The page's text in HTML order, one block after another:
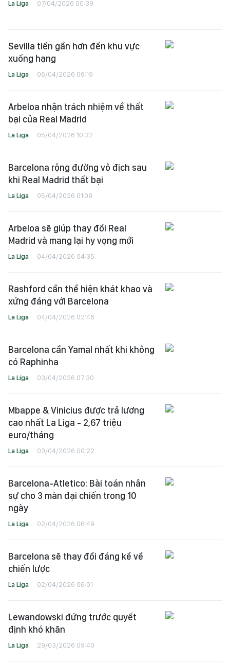
La Liga 07/04/2026 00:39
Sevilla tiến gần hơn đến khu vực
xuống hạng
La Liga 06/04/2026 06:19
Arbeloa nhận trách nhiệm về thất
bại của Real Madrid
La Liga 05/04/2026 10:32
Barcelona rộng đường vô địch sau
khi Real Madrid thất bại
La Liga 05/04/2026 01:09
Arbeloa sẽ giúp thay đổi Real
Madrid và mang lại hy vọng mới
La Liga 04/04/2026 04:35
Rashford cần thể hiện khát khao và
xứng đáng với Barcelona
La Liga 04/04/2026 02:46
Barcelona cần Yamal nhất khi không
có Raphinha
La Liga 03/04/2026 07:30
Mbappe & Vinicius được trả lương
cao nhất La Liga - 2,67 triệu
euro/tháng
La Liga 03/04/2026 00:22
Barcelona-Atletico: Bài toán nhân
sự cho 3 màn đại chiến trong 10
ngày
La Liga 02/04/2026 06:49
Barcelona sẽ thay đổi đáng kể về
chiến lược
La Liga 02/04/2026 06:01
Lewandowski đứng trước quyết
định khó khăn
La Liga 29/03/2026 09:40